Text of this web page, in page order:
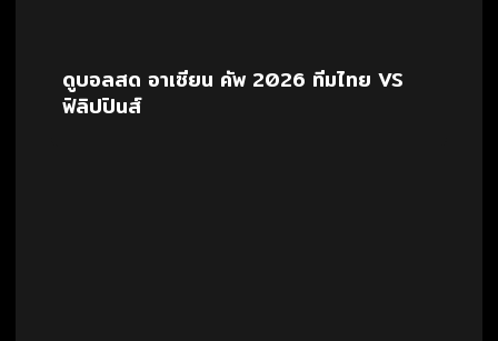
ดูบอลสด อาเซียน คัพ 2026 ทีมไทย VS
ฟิลิปปินส์